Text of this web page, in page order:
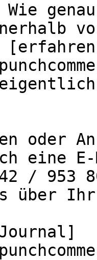
von
oder
eine
/ 953
über Ihr